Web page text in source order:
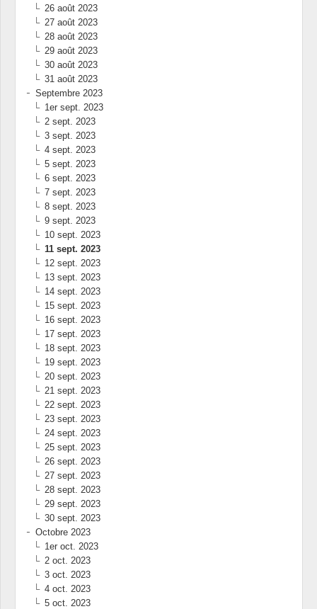
26 août 2023
27 août 2023
28 août 2023
29 août 2023
30 août 2023
31 août 2023
Septembre 2023
1er sept. 2023
2 sept. 2023
3 sept. 2023
4 sept. 2023
5 sept. 2023
6 sept. 2023
7 sept. 2023
8 sept. 2023
9 sept. 2023
10 sept. 2023
11 sept. 2023
12 sept. 2023
13 sept. 2023
14 sept. 2023
15 sept. 2023
16 sept. 2023
17 sept. 2023
18 sept. 2023
19 sept. 2023
20 sept. 2023
21 sept. 2023
22 sept. 2023
23 sept. 2023
24 sept. 2023
25 sept. 2023
26 sept. 2023
27 sept. 2023
28 sept. 2023
29 sept. 2023
30 sept. 2023
Octobre 2023
1er oct. 2023
2 oct. 2023
3 oct. 2023
4 oct. 2023
5 oct. 2023